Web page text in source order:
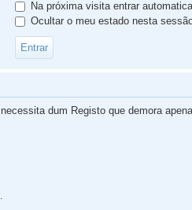
Na próxima visita entrar
Ocultar o meu estado nesta
necessita dum Registo que demora